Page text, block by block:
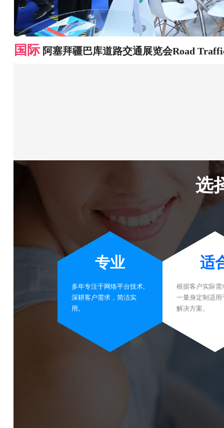
国际 阿塞拜疆巴库道路交通展览会Road
选
专业
多年专注于网络平台技术,
深耕客户需求，简洁实
用。
适
根据客户实际
一量身定制适
解决方案。